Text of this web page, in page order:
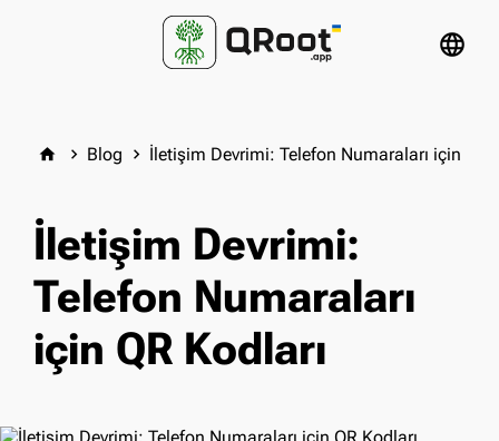
language
home keyboard_arrow_right Blog keyboard_arrow_right İletişim Devrimi: Telefon Numaraları için QR
İletişim Devrimi:
Telefon Numaraları
için QR Kodları